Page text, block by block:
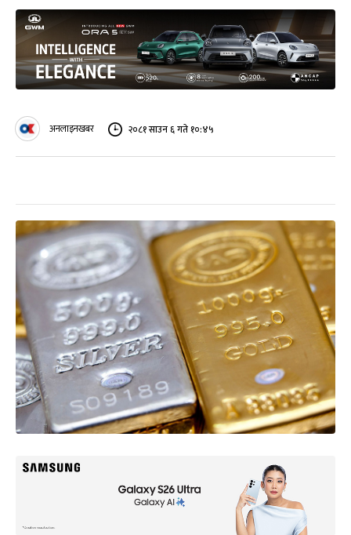
अनलाइनखबर २०८१ साउन ६ गते १०:४५